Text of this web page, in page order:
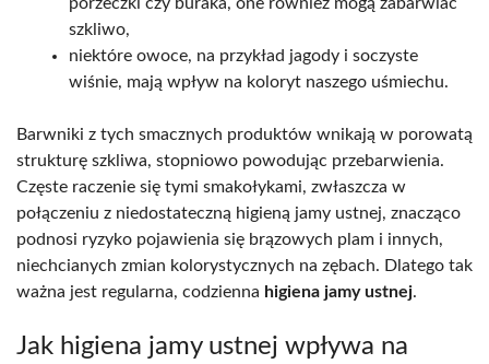
szkliwo,
niektóre owoce, na przykład jagody i soczyste
wiśnie, mają wpływ na koloryt naszego uśmiechu.
Barwniki z tych smacznych produktów wnikają w porowatą
strukturę szkliwa, stopniowo powodując przebarwienia.
Częste raczenie się tymi smakołykami, zwłaszcza w
połączeniu z niedostateczną higieną jamy ustnej, znacząco
podnosi ryzyko pojawienia się brązowych plam i innych,
niechcianych zmian kolorystycznych na zębach. Dlatego tak
ważna jest regularna, codzienna higiena jamy ustnej.
Jak higiena jamy ustnej wpływa na